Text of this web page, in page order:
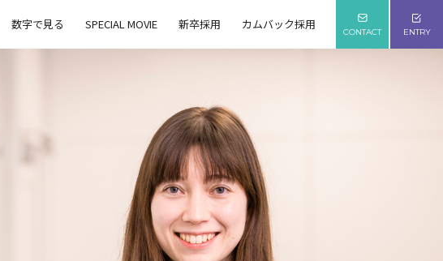
数字で見る SPECIAL MOVIE 新卒採用 カムバック採用
CONTACT ENTRY